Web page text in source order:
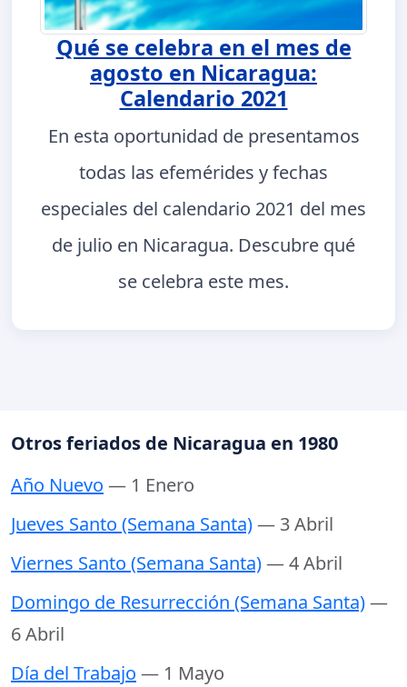
Qué se celebra en el mes de
agosto en Nicaragua:
Calendario 2021
En esta oportunidad de presentamos
todas las efemérides y fechas
especiales del calendario 2021 del mes
de julio en Nicaragua. Descubre qué
se celebra este mes.
Otros feriados de Nicaragua en 1980
Año Nuevo — 1 Enero
Jueves Santo (Semana Santa)— 3 Abril
Viernes Santo (Semana Santa)— 4 Abril
Domingo de Resurrección (Semana Santa)—
6 Abril
Día del Trabajo — 1 Mayo